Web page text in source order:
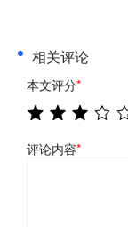
相关评论
本文评分*
评论内容*